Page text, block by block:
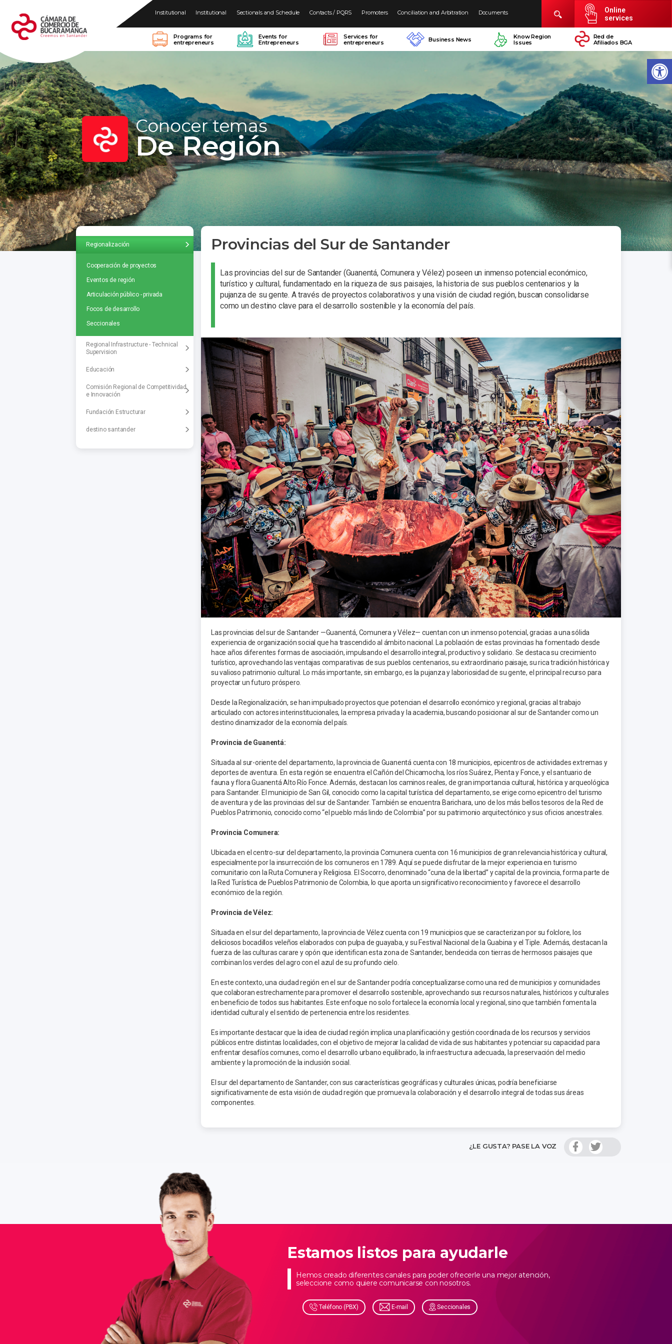
Institutional Institutional Sectionals and Schedule Contacts / PQRS Promoters Conciliation and Arbitration Documents
Online
services
Programs for
entrepreneurs
Events for
Entrepreneurs
Services for
entrepreneurs
Business News
Know Region
Issues
Red de
Afiliados BGA
Conocer temas
De Región
Regionalización
Cooperación de proyectos
Eventos de región
Articulación público - privada
Focos de desarrollo
Seccionales
Regional Infrastructure - Technical
Supervision
Educación
Comisión Regional de Competitividad
e Innovación
Fundación Estructurar
destino santander
Provincias del Sur de Santander
Las provincias del sur de Santander (Guanentá, Comunera y Vélez) poseen un inmenso potencial económico,
turístico y cultural, fundamentado en la riqueza de sus paisajes, la historia de sus pueblos centenarios y la
pujanza de su gente. A través de proyectos colaborativos y una visión de ciudad región, buscan consolidarse
como un destino clave para el desarrollo sostenible y la economía del país.
Las provincias del sur de Santander —Guanentá, Comunera y Vélez— cuentan con un inmenso potencial, gracias a una sólida
experiencia de organización social que ha trascendido al ámbito nacional. La población de estas provincias ha fomentado desde
hace años diferentes formas de asociación, impulsando el desarrollo integral, productivo y solidario. Se destaca su crecimiento
turístico, aprovechando las ventajas comparativas de sus pueblos centenarios, su extraordinario paisaje, su rica tradición histórica y
su valioso patrimonio cultural. Lo más importante, sin embargo, es la pujanza y laboriosidad de su gente, el principal recurso para
proyectar un futuro próspero.
Desde la Regionalización, se han impulsado proyectos que potencian el desarrollo económico y regional, gracias al trabajo
articulado con actores interinstitucionales, la empresa privada y la academia, buscando posicionar al sur de Santander como un
destino dinamizador de la economía del país.
Provincia de Guanentá:
Situada al sur-oriente del departamento, la provincia de Guanentá cuenta con 18 municipios, epicentros de actividades extremas y
deportes de aventura. En esta región se encuentra el Cañón del Chicamocha, los ríos Suárez, Pienta y Fonce, y el santuario de
fauna y flora Guanentá Alto Río Fonce. Además, destacan los caminos reales, de gran importancia cultural, histórica y arqueológica
para Santander. El municipio de San Gil, conocido como la capital turística del departamento, se erige como epicentro del turismo
de aventura y de las provincias del sur de Santander. También se encuentra Barichara, uno de los más bellos tesoros de la Red de
Pueblos Patrimonio, conocido como “el pueblo más lindo de Colombia” por su patrimonio arquitectónico y sus oficios ancestrales.
Provincia Comunera:
Ubicada en el centro-sur del departamento, la provincia Comunera cuenta con 16 municipios de gran relevancia histórica y cultural,
especialmente por la insurrección de los comuneros en 1789. Aquí se puede disfrutar de la mejor experiencia en turismo
comunitario con la Ruta Comunera y Religiosa. El Socorro, denominado “cuna de la libertad” y capital de la provincia, forma parte de
la Red Turística de Pueblos Patrimonio de Colombia, lo que aporta un significativo reconocimiento y favorece el desarrollo
económico de la región.
Provincia de Vélez:
Situada en el sur del departamento, la provincia de Vélez cuenta con 19 municipios que se caracterizan por su folclore, los
deliciosos bocadillos veleños elaborados con pulpa de guayaba, y su Festival Nacional de la Guabina y el Tiple. Además, destacan la
fuerza de las culturas carare y opón que identifican esta zona de Santander, bendecida con tierras de hermosos paisajes que
combinan los verdes del agro con el azul de su profundo cielo.
En este contexto, una ciudad región en el sur de Santander podría conceptualizarse como una red de municipios y comunidades
que colaboran estrechamente para promover el desarrollo sostenible, aprovechando sus recursos naturales, históricos y culturales
en beneficio de todos sus habitantes. Este enfoque no solo fortalece la economía local y regional, sino que también fomenta la
identidad cultural y el sentido de pertenencia entre los residentes.
Es importante destacar que la idea de ciudad región implica una planificación y gestión coordinada de los recursos y servicios
públicos entre distintas localidades, con el objetivo de mejorar la calidad de vida de sus habitantes y potenciar su capacidad para
enfrentar desafíos comunes, como el desarrollo urbano equilibrado, la infraestructura adecuada, la preservación del medio
ambiente y la promoción de la inclusión social.
El sur del departamento de Santander, con sus características geográficas y culturales únicas, podría beneficiarse
significativamente de esta visión de ciudad región que promueva la colaboración y el desarrollo integral de todas sus áreas
componentes.
¿LE GUSTA? PASE LA VOZ
Estamos listos para ayudarle
Hemos creado diferentes canales para poder ofrecerle una mejor atención,
seleccione como quiere comunicarse con nosotros.
Teléfono (PBX) E-mail Seccionales